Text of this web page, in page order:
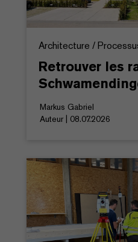
Architecture /
Retrouver les
Markus Gabriel
Auteur | 08.07.2026